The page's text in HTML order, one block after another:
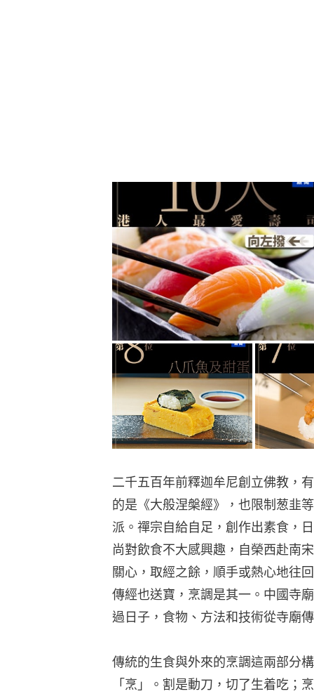
二千五百年前釋迦牟尼創立佛教，
的是《大般涅槃經》，也限制葱韭
派。禪宗自給自足，創作出素食，
尚對飲食不大感興趣，自榮西赴南
關心，取經之餘，順手或熱心地往
傳經也送寶，烹調是其一。中國寺
過日子，食物、方法和技術從寺廟
傳統的生食與外來的烹調這兩部分
「烹」。割是動刀，切了生着吃；